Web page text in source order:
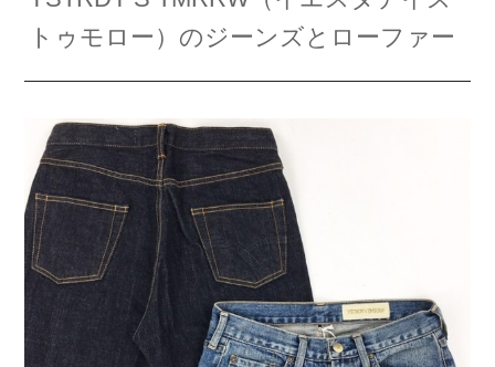
トゥモロー）のジーンズとローファー